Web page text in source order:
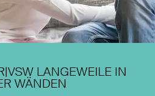
LANGEWEILE IN
WÄNDEN